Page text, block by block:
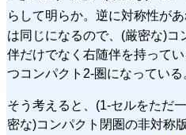
らして明らか。逆に対称性が
は同じになるので、(厳密な)
伴だけでなく右随伴を持って
つコンパクト2-圏になっている
そう考えると、(1-セルをただ
密な)コンパクト閉圏の非対称